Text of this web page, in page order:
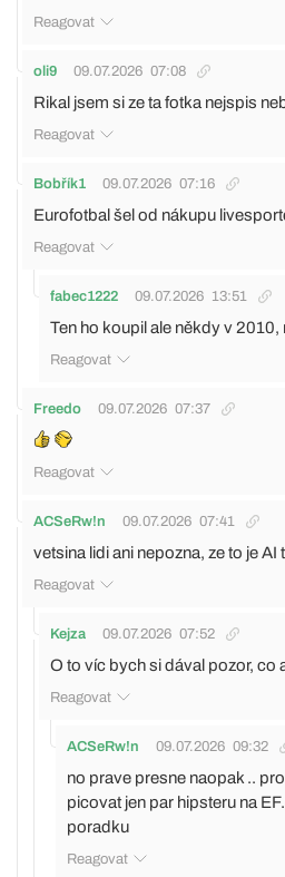
Reagovat
oli9 09.07.2026 07:08
Rikal jsem si ze ta fotka nejspis
Reagovat
Bobřík1 09.07.2026 07:16
Eurofotbal šel od nákupu
Reagovat
fabec1222 09.07.2026 13:51
Ten ho koupil ale někdy v 2010,
Reagovat
Freedo 09.07.2026 07:37
Reagovat
ACSeRw!n 09.07.2026 07:41
vetsina lidi ani nepozna, ze to je AI
Reagovat
Kejza 09.07.2026 07:52
O to víc bych si dával pozor, co
Reagovat
ACSeRw!n 09.07.2026 09:32
no prave presne naopak ..
picovat jen par hipsteru na
poradku
Reagovat